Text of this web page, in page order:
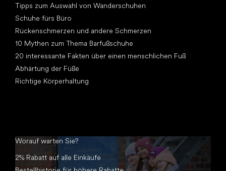
Tipps zum Auswahl von Wanderschuhen
Schuhe fürs Büro
Rückenschmerzen und andere Schmerzen
10 Mythen zum Thema Barfußschuhe
20 interessante Fakten über einen menschlichen Fuß
Abhärtung der Füße
Richtige Körperhaltung
Worauf warten Sie?
2% Rabatt auf alle Einkäufe